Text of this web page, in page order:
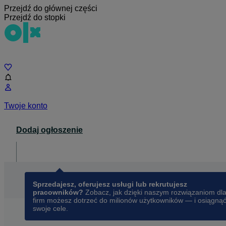
Przejdź do głównej części
Przejdź do stopki
Twoje konto
Dodaj ogłoszenie
Sprzedajesz, oferujesz usługi lub rekrutujesz
pracowników? Zobacz, jak dzięki naszym rozwiązaniom dla
firm możesz dotrzeć do milionów użytkowników — i osiągnąć
swoje cele.